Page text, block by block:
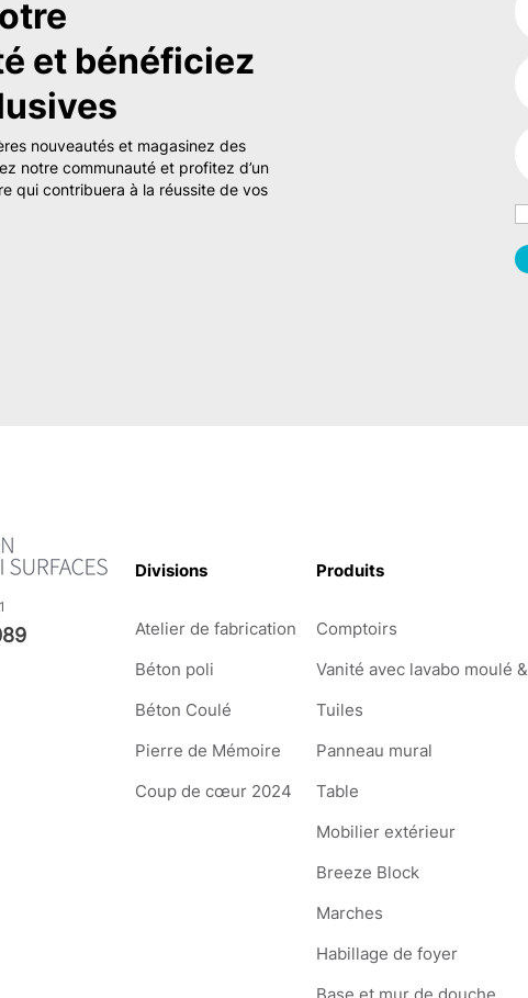
et bénéficiez
nouveautés et magasinez des
notre communauté et profitez d’un
qui contribuera à la réussite de vos
Divisions Produits
Atelier de fabrication
Béton poli
Béton Coulé
Pierre de Mémoire
Coup de cœur 2024
Comptoirs
Vanité avec lavabo moulé
Tuiles
Panneau mural
Table
Mobilier extérieur
Breeze Block
Marches
Habillage de foyer